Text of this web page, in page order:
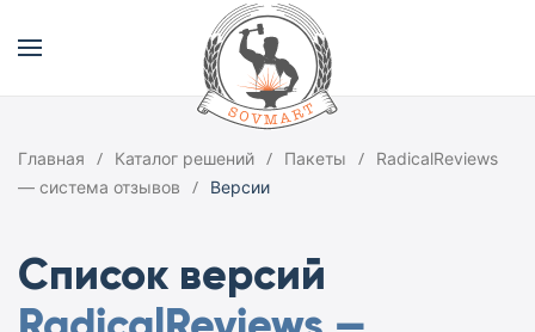
Главная Каталог решений Пакеты
RadicalReviews
— система отзывов
Версии
Список версий